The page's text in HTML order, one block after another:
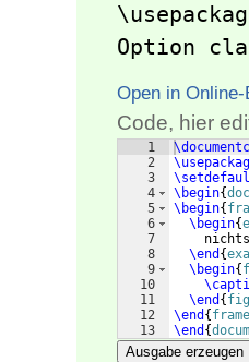
Option
Open in
Code, hier
1
2
3
4
5
6
7
8
9
10
11
12
13
\begin{
\begin{
\begin{
    nichts
\end {
\begin{
\end {
\end { frame
\end {
Ausgabe erzeugen